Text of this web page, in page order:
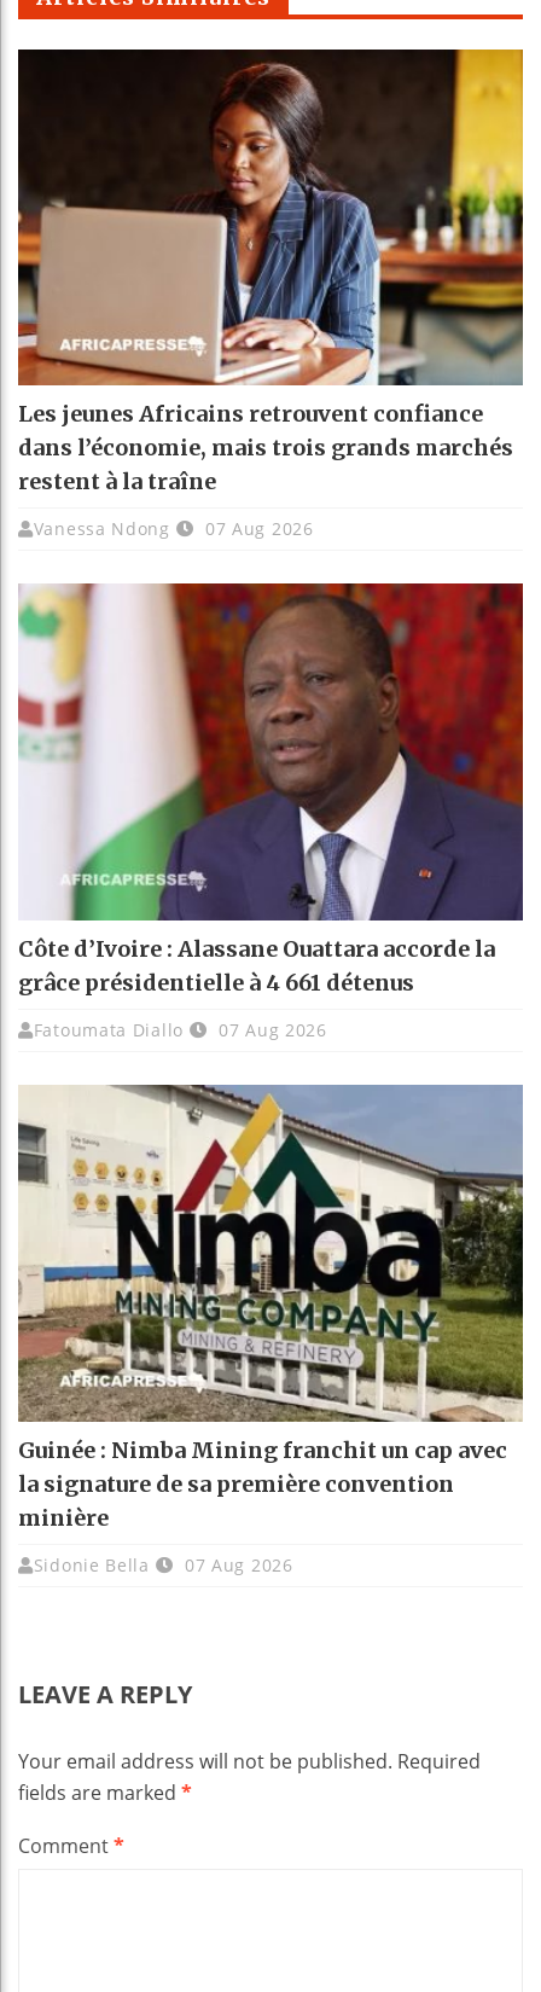
Les jeunes Africains retrouvent confiance
dans l’économie, mais trois grands marchés
restent à la traîne
Vanessa Ndong 07 Aug 2026
Côte d’Ivoire : Alassane Ouattara accorde la
grâce présidentielle à 4 661 détenus
Fatoumata Diallo 07 Aug 2026
Guinée : Nimba Mining franchit un cap avec
la signature de sa première convention
minière
Sidonie Bella 07 Aug 2026
LEAVE A REPLY
Your email address will not be published. Required
fields are marked *
Comment*